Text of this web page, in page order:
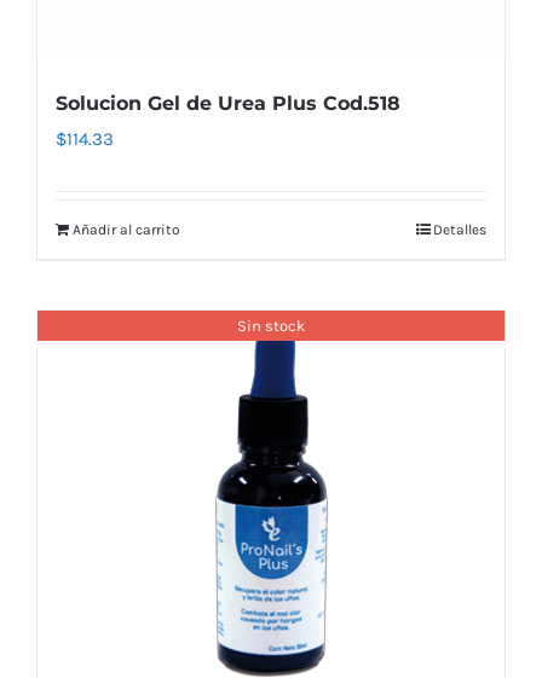
Solucion Gel de Urea Plus Cod.518
$114.33
Añadir al carrito Detalles
Sin stock